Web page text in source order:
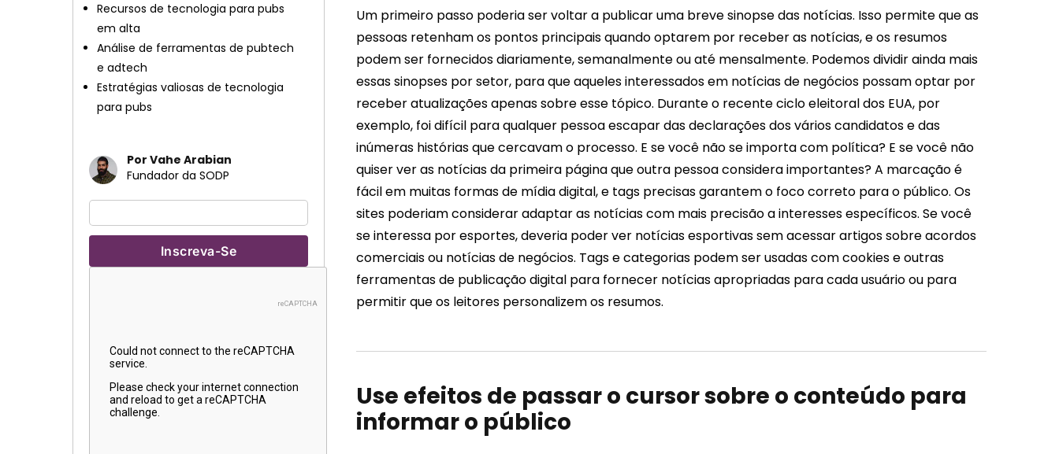
Recursos de tecnologia para pubs
em alta
Análise de ferramentas de pubtech
e adtech
Estratégias valiosas de tecnologia
para pubs
Por Vahe Arabian
Fundador da SODP
Um primeiro passo poderia ser voltar a publicar uma breve sinopse das notícias. Isso permite que as
pessoas retenham os pontos principais quando optarem por receber as notícias, e os resumos
podem ser fornecidos diariamente, semanalmente ou até mensalmente. Podemos dividir ainda mais
essas sinopses por setor, para que aqueles interessados ​​em notícias de negócios possam optar por
receber atualizações apenas sobre esse tópico. Durante o recente ciclo eleitoral dos EUA, por
exemplo, foi difícil para qualquer pessoa escapar das declarações dos vários candidatos e das
inúmeras histórias que cercavam o processo. E se você não se importa com política? E se você não
quiser ver as notícias da primeira página que outra pessoa considera importantes? A marcação é
fácil em muitas formas de mídia digital, e tags precisas garantem o foco correto para o público. Os
sites poderiam considerar adaptar as notícias com mais precisão a interesses específicos. Se você
se interessa por esportes, deveria poder ver notícias esportivas sem acessar artigos sobre acordos
comerciais ou notícias de negócios. Tags e categorias podem ser usadas com cookies e outras
ferramentas de publicação digital para fornecer notícias apropriadas para cada usuário ou para
permitir que os leitores personalizem os resumos.
Use efeitos de passar o cursor sobre o conteúdo para
informar o público